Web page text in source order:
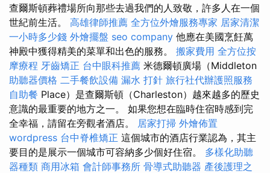
查爾斯頓葬禮場所向那些去過我們的人致敬，許多人在一個
世紀前生活。 高雄律師推薦 全方位外燴服務專家 居家清潔
一小時多少錢 外燴擺盤 seo company 他應在美國烹飪萬
神殿中獲得精美的菜單和出色的服務。 搬家費用 全方位按
摩療程 牙齒矯正 台中眼科推薦 米德爾頓廣場（Middleton
助聽器價格 二手餐飲設備 漏水 打針 旅行社代辦護照服務
自助餐 Place）是查爾斯頓（Charleston）越來越多的歷史
意識的最重要的地方之一。 如果您想在臨時住宿時感到完
全幸福，請留在旁觀者酒店。 居家打掃 外燴佈置
wordpress 台中脊椎矯正 這個城市的酒店行業認為，其主
要目的是展示一個城市可容納多少個好住宿。 多樣化助聽
器種類 商用冰箱 會計師事務所 骨導式助聽器 產後護理之